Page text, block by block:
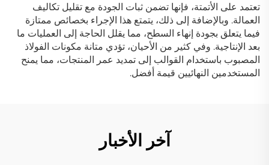
تعتمد على الأتمتة، فإنها تضمن ثبات الجودة مع تقليل تكاليف
العمالة. وبالإضافة إلى ذلك، يتمتع هذا الإجراء بخصائص ممتازة
فيما يتعلق بجودة إنهاء السطح، مما يقلل الحاجة إلى العمليات ما
بعد الإنتاجية. وفي كثير من الأحيان، تؤدي متانة مكونات الفولاذ
المصبوب باستخدام القوالب إلى تمديد عمر المنتجات، مما يمنح
المستخدمين النهائيين قيمة أفضل.
آخر الأخبار